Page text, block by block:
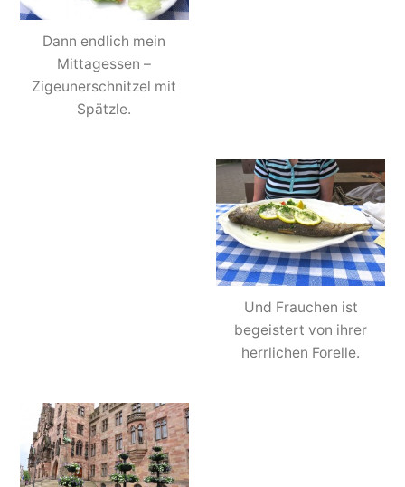
Dann endlich mein
Mittagessen –
Zigeunerschnitzel mit
Spätzle.
Und Frauchen ist
begeistert von ihrer
herrlichen Forelle.